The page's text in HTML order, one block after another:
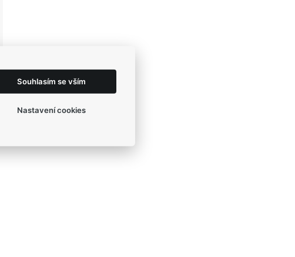
Souhlasím se vším
Nastavení cookies